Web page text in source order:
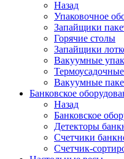
Назад
Упаковочное
Запайщики
Горячие столы
Запайщики
Вакуумные
Вакуумные
Банковское
Назад
Банковское
Детекторы
Cчетчики
Счетчик-